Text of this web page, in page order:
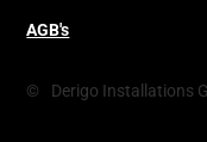
AGB's
© Derigo Installations